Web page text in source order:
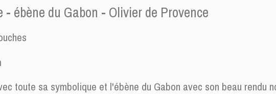
- ébène du Gabon - Olivier de Provence
toute sa symbolique et l'ébène du Gabon avec son beau rendu